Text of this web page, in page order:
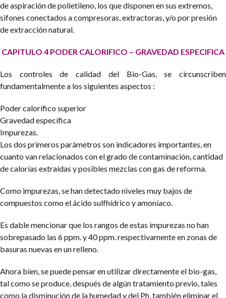
de aspiración de polietileno, los que disponen en sus extremos,
sifones conectados a compresoras, extractoras, y/o por presión
de extracción natural.
CAPITULO 4 PODER CALORIFICO – GRAVEDAD ESPECIFICA
Los controles de calidad del Bio-Gas, se circunscriben
fundamentalmente a los siguientes aspectos :
Poder calorífico superior
Gravedad específica
Impurezas.
Los dos primeros parámetros son indicadores importantes, en
cuanto van relacionados con el grado de contaminación, cantidad
de calorías extraídas y posibles mezclas con gas de reforma.
Como impurezas, se han detectado niveles muy bajos de
compuestos como el ácido sulfhídrico y amoníaco.
Es dable mencionar que los rangos de estas impurezas no han
sobrepasado las 6 ppm. y 40 ppm. respectivamente en zonas de
basuras nuevas en un relleno.
Ahora bien, se puede pensar en utilizar directamente el bio-gas,
tal como se produce, después de algún tratamiento previo, tales
como la disminución de la humedad y del Ph, también eliminar el